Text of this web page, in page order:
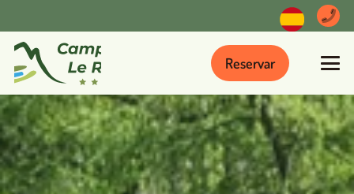
Reservar